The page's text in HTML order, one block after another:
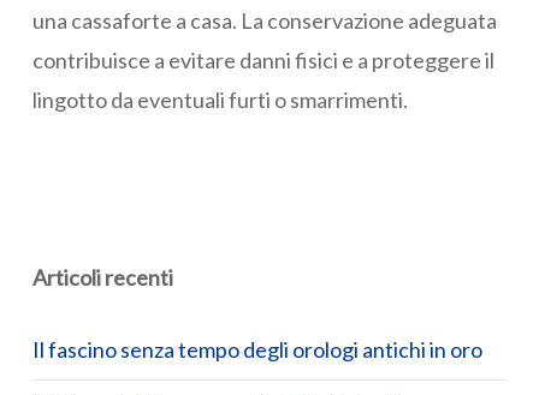
una cassaforte a casa. La conservazione adeguata
contribuisce a evitare danni fisici e a proteggere il
lingotto da eventuali furti o smarrimenti.
Articoli recenti
Il fascino senza tempo degli orologi antichi in oro